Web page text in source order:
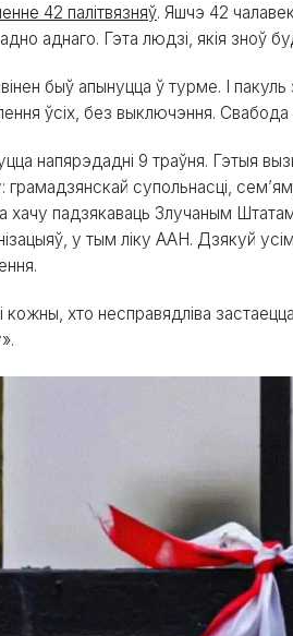
42 палітвязняў. Яшчэ 42
аднаго. Гэта людзі, якія зноў
быў апынуцца ў турме. І пакуль
ўсіх, без выключэння.
напярэдадні 9 траўня. Гэтыя
грамадзянскай супольнасці,
хачу падзякаваць Злучаным
у тым ліку ААН. Дзякуй
хто несправядліва